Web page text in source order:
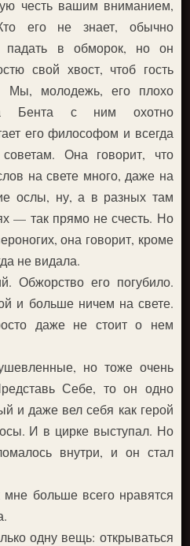
честь вашим вниманием,
его не знает, обычно
падать в обморок, но он
свой хвост, чтоб гость
Мы, молодежь, его плохо
Бента с ним охотно
его философом и всегда
Она говорит, что
на свете много, даже на
ослы, ну, а в разных там
— так прямо не счесть. Но
она говорит, кроме
не видала.
Обжорство его погубило.
и больше ничем на свете.
даже не стоит о нем
но тоже очень
Себе, то он одно
и даже вел себя как герой
И в цирке выступал. Но
внутри, и он стал
больше всего нравятся
одну вещь: открываться